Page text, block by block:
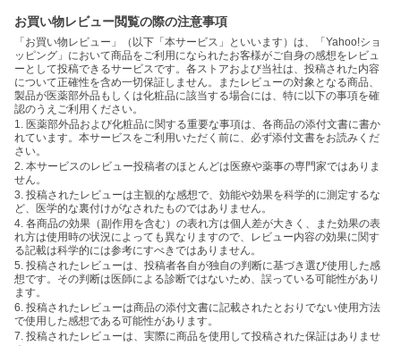
お買い物レビュー閲覧の際の注意事項
「お買い物レビュー」（以下「本サービス」といいます）は、「Yahoo!ショ
ッピング」において商品をご利用になられたお客様がご自身の感想をレビュ
ーとして投稿できるサービスです。各ストアおよび当社は、投稿された内容
について正確性を含め一切保証しません。またレビューの対象となる商品、
製品が医薬部外品もしくは化粧品に該当する場合には、特に以下の事項を確
認のうえご利用ください。
1. 医薬部外品および化粧品に関する重要な事項は、各商品の添付文書に書か
れています。本サービスをご利用いただく前に、必ず添付文書をお読みくだ
さい。
2. 本サービスのレビュー投稿者のほとんどは医療や薬事の専門家ではありま
せん。
3. 投稿されたレビューは主観的な感想で、効能や効果を科学的に測定するな
ど、医学的な裏付けがなされたものではありません。
4. 各商品の効果（副作用を含む）の表れ方は個人差が大きく、また効果の表
れ方は使用時の状況によっても異なりますので、レビュー内容の効果に関す
る記載は科学的には参考にすべきではありません。
5. 投稿されたレビューは、投稿者各自が独自の判断に基づき選び使用した感
想です。その判断は医師による診断ではないため、誤っている可能性があり
ます。
6. 投稿されたレビューは商品の添付文書に記載されたとおりでない使用方法
で使用した感想である可能性があります。
7. 投稿されたレビューは、実際に商品を使用して投稿された保証はありませ